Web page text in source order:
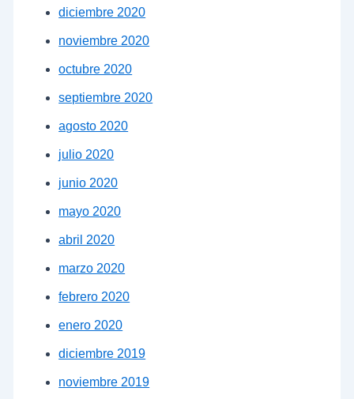
diciembre 2020
noviembre 2020
octubre 2020
septiembre 2020
agosto 2020
julio 2020
junio 2020
mayo 2020
abril 2020
marzo 2020
febrero 2020
enero 2020
diciembre 2019
noviembre 2019